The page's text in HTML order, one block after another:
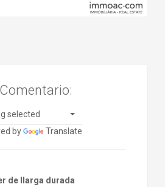
selected
by
Translate
de llarga durada